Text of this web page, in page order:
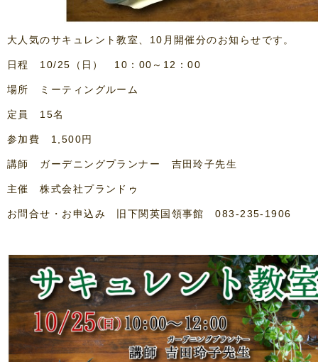
大人気のサキュレント教室、10月開催分のお知らせです。
日程 10/25（日） 10：00～12：00
場所 ミーティングルーム
定員 15名
参加費 1,500円
講師 ガーデニングプランナー 吉田玲子先生
主催 株式会社プランドゥ
お問合せ・お申込み 旧下関英国領事館 083-235-1906